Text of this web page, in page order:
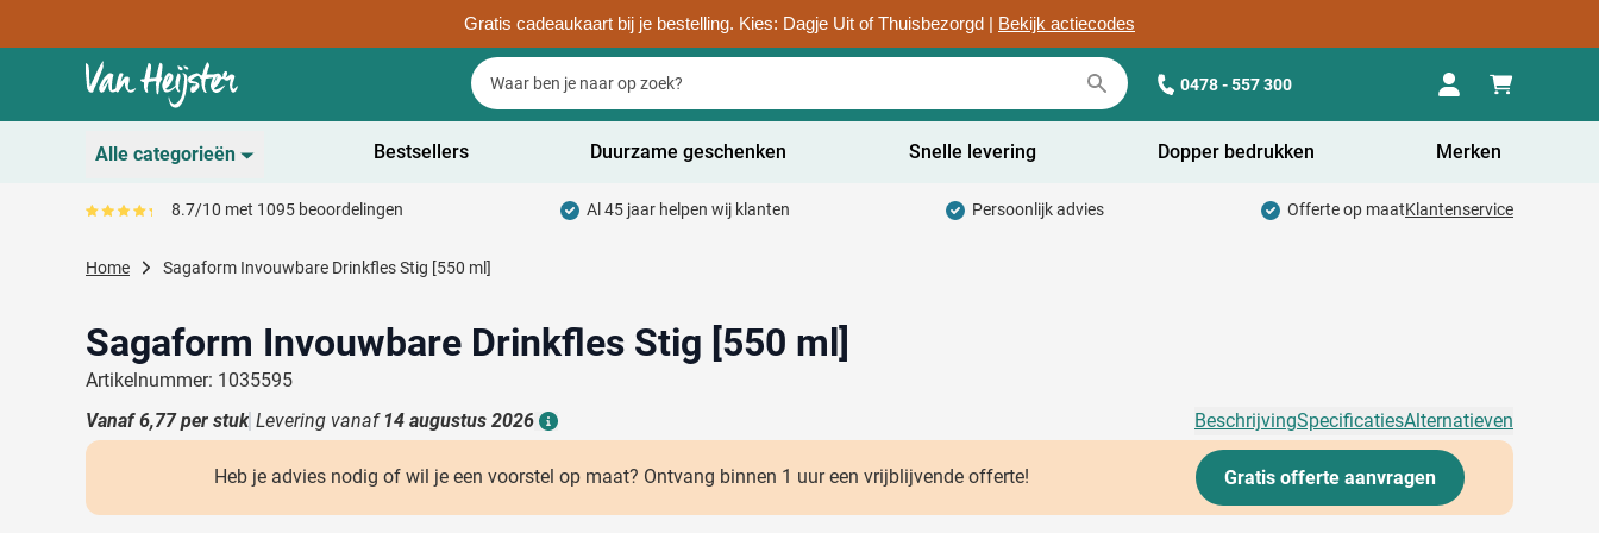
Gratis cadeaukaart bij je bestelling. Kies: Dagje Uit of Thuisbezorgd | Bekijk actiecodes
Ga naar de inhoud Zoek
Zoek
0478 - 557 300
Alle categorieën
Duurzaam
Toon submenu voor Schrijfwaren categorie
Toon submenu voor Drinkwaren categorie
Kantoorartikelen
Toon submenu voor Gadgets & Weggevers categorie
Tassen
Toon submenu voor Tassen categorie
Toon submenu voor Electronica categorie
Bestsellers Duurzame geschenken Snelle levering Dopper bedrukken Merken
Gemiddeld reviewpercentage is 87
8.7/10 met 1095 beoordelingen Al 45 jaar helpen wij klanten Persoonlijk advies Offerte op maatKlantenservice
Home Sagaform Invouwbare Drinkfles Stig [550 ml]
Sagaform Invouwbare Drinkfles Stig [550 ml]
Artikelnummer: 1035595
Vanaf6,77per stuk Levering vanaf 14 augustus 2026
Details
BeschrijvingSpecificatiesAlternatieven
Heb je advies nodig of wil je een voorstel op maat? Ontvang binnen 1 uur een vrijblijvende offerte! Gratis offerte aanvragen